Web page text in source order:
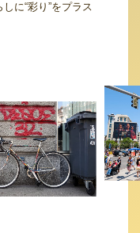
に“彩り”をプラス